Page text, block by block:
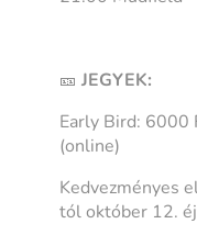
🎫JEGYEK:
Early Bird: 6000
(online)
Kedvezményes
tól október 12.